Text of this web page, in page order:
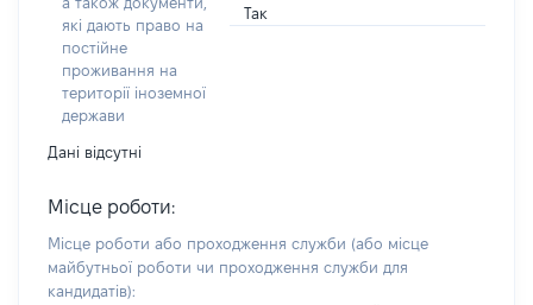
які дають право на
постійне
проживання на
території іноземної
держави
Так
Дані відсутні
Місце роботи:
Місце роботи або проходження служби (або місце
майбутньої роботи чи проходження служби для
кандидатів):